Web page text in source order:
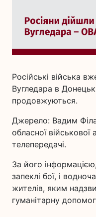
Російські війська
Вугледара в
продовжуються.
Джерело: Вадим
обласної військової
телепередачі.
За його
запеклі бої, і
жителів, яким
гуманітарну